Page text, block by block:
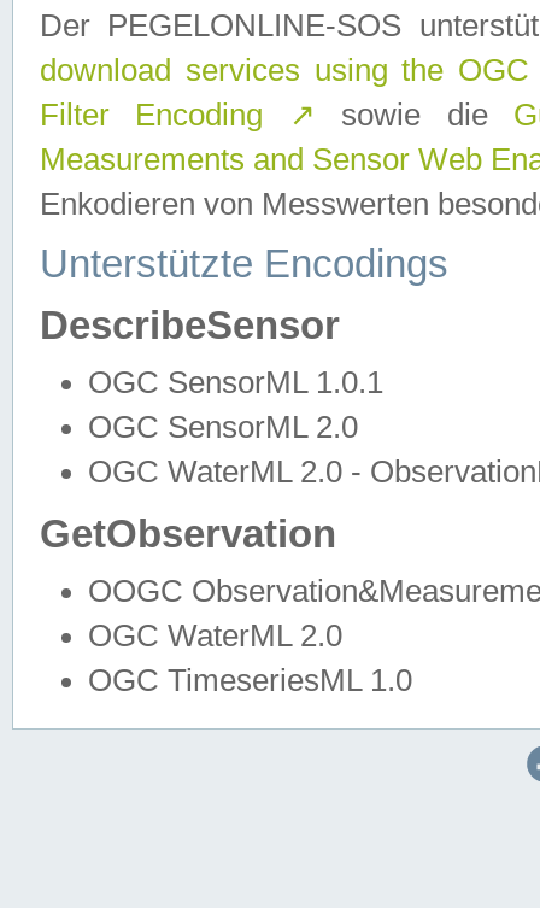
Der PEGELONLINE-SOS
download services using the
Filter Encoding
↗ sowie die
Measurements and Sensor Web
Enkodieren von Messwerten
Unterstützte Encodings
DescribeSensor
OGC SensorML 1.0.1
OGC SensorML 2.0
OGC WaterML 2.0 -
GetObservation
OOGC
OGC WaterML 2.0
OGC TimeseriesML 1.0